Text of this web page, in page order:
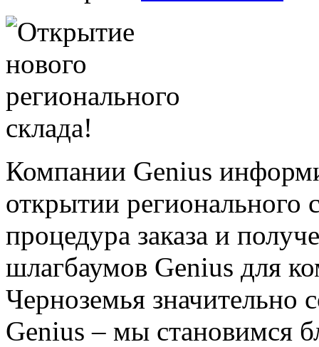
Компании Genius
открытии регионального
процедура заказа и
шлагбаумов Genius для
Черноземья значительно
Genius – мы становимся